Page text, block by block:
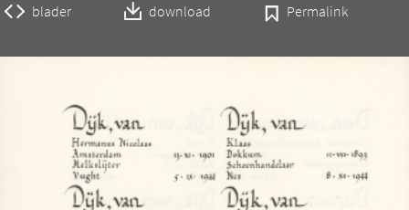
blader download Permalink